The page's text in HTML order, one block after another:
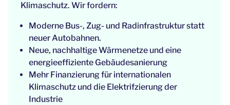
Klimaschutz. Wir fordern:
Moderne Bus-, Zug- und Radinfrastruktur statt
neuer Autobahnen.
Neue, nachhaltige Wärmenetze und eine
energieeffiziente Gebäudesanierung
Mehr Finanzierung für internationalen
Klimaschutz und die Elektrifzierung der
Industrie